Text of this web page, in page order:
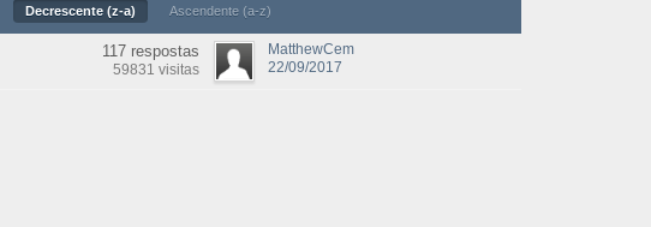
Decrescente (z-a) Ascendente (a-z)
117 respostas
59831 visitas
MatthewCem
22/09/2017